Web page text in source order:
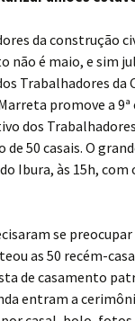
da construção
não é maio, e sim
Trabalhadores da
promove a 9ª
dos
de 50 casais. O
Ibura, às 15h, com
se
as 50 recém-
de casamento
entram a